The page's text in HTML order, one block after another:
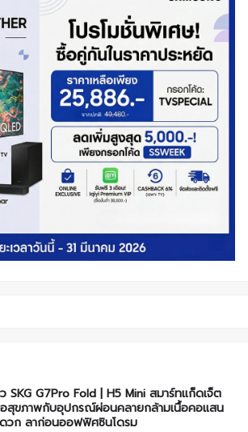
SKG G7Pro Fold | H5 Mini สมาร์ทแก็ดเจ็ต
สุขภาพกับอุปกรณ์ผ่อนคลายกล้ามเนื้อคอแสน
วก ลาก่อนออฟฟิศซินโดรม